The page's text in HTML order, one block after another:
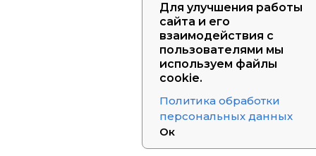
Для улучшения работы
сайта и его
взаимодействия с
пользователями мы
используем файлы
cookie.
Политика обработки
персональных данных
Ок